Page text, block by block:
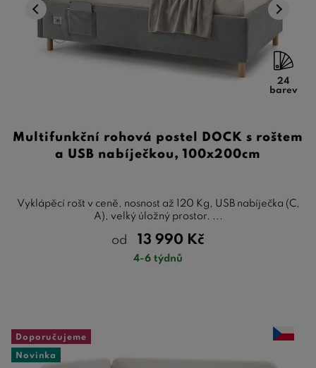
24
barev
Multifunkční rohová postel DOCK s roštem
a USB nabíječkou, 100x200cm
Vyklápěcí rošt v ceně, nosnost až 120 Kg, USB nabíječka (C,
A), velký úložný prostor. ...
od 13 990 Kč
4-6 týdnů
Doporučujeme
Novinka